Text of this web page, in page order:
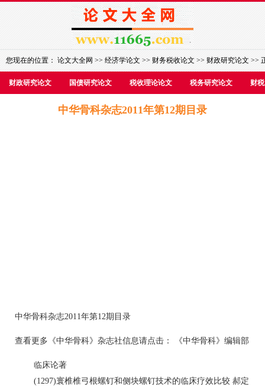
您现在的位置：论文大全网>>经济学论文>>财务税收论文>>财政研究论文>>
财政研究论文 国债研究论文 税收理论论文 税务研究论文 财
中华骨科杂志2011年第12期目录
中华骨科杂志2011年第12期目录
查看更多《中华骨科》杂志社信息请点击： 《中华骨科》编辑部
临床论著
(1297)寰椎椎弓根螺钉和侧块螺钉技术的临床疗效比较 郝定